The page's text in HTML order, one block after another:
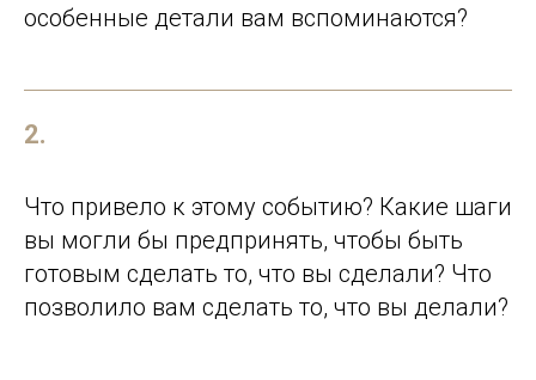
особенные детали вам вспоминаются?
2.
Что привело к этому событию? Какие шаги
вы могли бы предпринять, чтобы быть
готовым сделать то, что вы сделали? Что
позволило вам сделать то, что вы делали?